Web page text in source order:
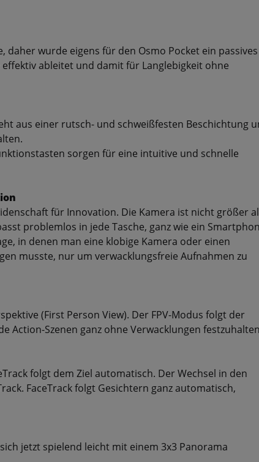
daher wurde eigens für den Osmo Pocket ein passives
ableitet und damit für Langlebigkeit ohne
aus einer rutsch- und schweißfesten Beschichtung
sorgen für eine intuitive und schnelle
für Innovation. Die Kamera ist nicht größer
problemlos in jede Tasche, ganz wie ein
in denen man eine klobige Kamera oder einen
musste, nur um verwacklungsfreie Aufnahmen zu
(First Person View). Der FPV-Modus folgt der
Action-Szenen ganz ohne Verwacklungen
folgt dem Ziel automatisch. Der Wechsel in den
FaceTrack folgt Gesichtern ganz automatisch,
jetzt spielend leicht mit einem 3x3 Panorama